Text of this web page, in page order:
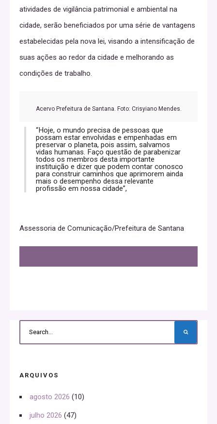
atividades de vigilância patrimonial e ambiental na
cidade, serão beneficiados por uma série de vantagens
estabelecidas pela nova lei, visando a intensificação de
suas ações ao redor da cidade e melhorando as
condições de trabalho.
Acervo Prefeitura de Santana. Foto: Crisyiano Mendes.
“Hoje, o mundo precisa de pessoas que
possam estar envolvidas e empenhadas em
preservar o planeta, pois assim, salvamos
vidas humanas. Faço questão de parabenizar
todos os membros desta importante
instituição e dizer que podem contar conosco
para construir caminhos que aprimorem ainda
mais o desempenho dessa relevante
profissão em nossa cidade”,
Assessoria de Comunicação/Prefeitura de Santana
ARQUIVOS
agosto 2026 (10)
julho 2026 (47)